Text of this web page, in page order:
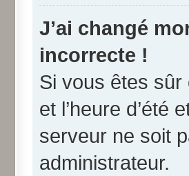
J’ai changé
incorrecte !
Si vous êtes sûr
et l’heure d’été
serveur ne soit
administrateur.